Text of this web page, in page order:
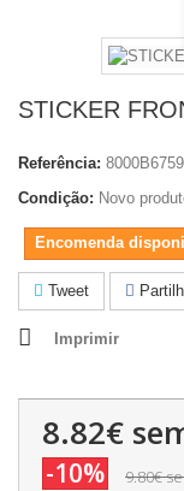
STICKER
Referência: 8000B6759
Condição: Novo
Encomenda
Tweet
Imprimir
8.82€
-10% 9.80€